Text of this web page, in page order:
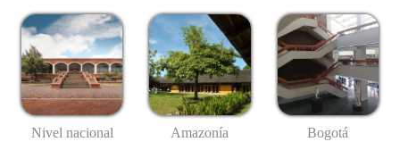
Nivel nacional Amazonía Bogotá